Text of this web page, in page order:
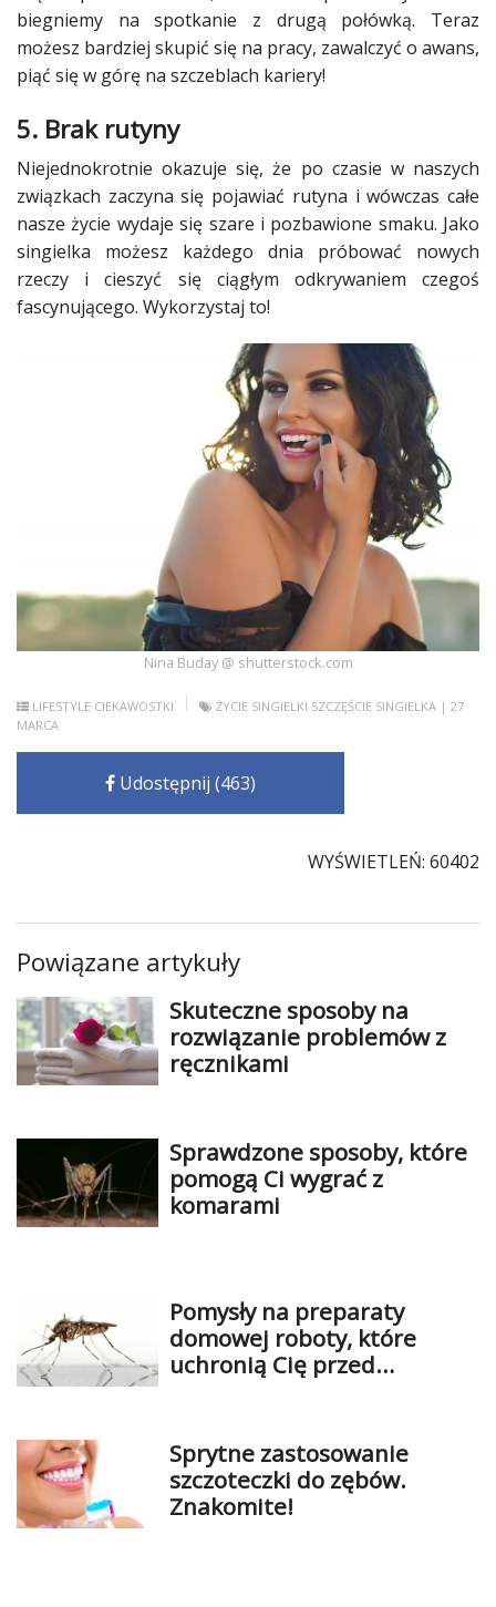
biegniemy na spotkanie z drugą połówką. Teraz
możesz bardziej skupić się na pracy, zawalczyć o awans,
piąć się w górę na szczeblach kariery!
5. Brak rutyny
Niejednokrotnie okazuje się, że po czasie w naszych
związkach zaczyna się pojawiać rutyna i wówczas całe
naszeżycie wydaje się szare i pozbawione smaku. Jako
singielka możesz każdego dnia próbować nowych
rzeczy i cieszyć się ciągłym odkrywaniem czegoś
fascynującego. Wykorzystaj to!
Nina Buday @ shutterstock.com
LIFESTYLE CIEKAWOSTKI ŻYCIE SINGIELKI SZCZĘŚCIE SINGIELKA | 27
MARCA
Udostępnij (463)
WYŚWIETLEŃ: 60402
Powiązane artykuły
Skuteczne sposoby na
rozwiązanie problemów z
ręcznikami
Sprawdzone sposoby, które
pomogą Ci wygrać z
komarami
Pomysły na preparaty
domowej roboty, które
uchronią Cię przed
Sprytne zastosowanie
szczoteczki do zębów.
Znakomite!